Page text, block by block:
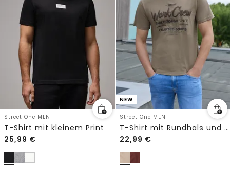
Street One MEN
T-Shirt mit kleinem Print
25,99 €
NEW
Street One MEN
T-Shirt mit Rundhals und Wording Artwork
22,99 €